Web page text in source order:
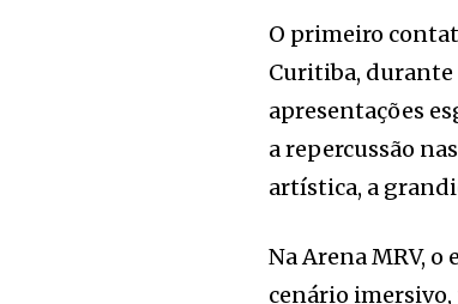
O primeiro
Curitiba, durante
apresentações
a repercussão
artística, a
Na Arena MRV,
cenário imersivo,